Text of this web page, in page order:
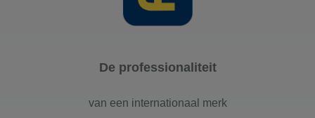
De professionaliteit
van een internationaal merk